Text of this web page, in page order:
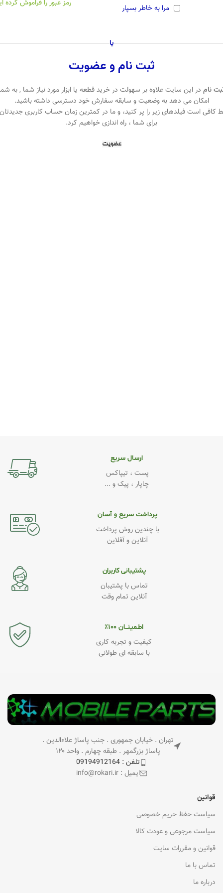
رمز عبور را فراموش کرده مرا به خاطر بسپار
یا
ثبت نام و عضویت
نام در این سایت علاوه بر سهولت در خرید قطعه یا ابزار مورد نیاز شما , به
امکان می دهد به وضعیت و سابقه سفارش خود دسترسی داشته باشید.
کافی است فیلدهای زیر را پر کنید، و ما در کمترین زمان حساب کاربری جدیدتان
برای شما ، راه اندازی خواهیم کرد.
عضویت
ارسال سریع
پست ، تیپاکس
چاپار ، پیک و ...
پرداخت سریع و آسان
با چندین روش پرداخت
آنلاین و آفلاین
پشتیبانی کاربران
تماس با پشتیبان
آنلاین تمام وقت
اطـمینــان ۱۰۰٪
کیفیت و تجربه کاری
با سابقه ای طولانی
تهران . خیابان جمهوری . جنب پاساژ علاءالدین .
پاساژ بزرگمهر . طبقه چهارم . واحد ۱۲۰
تلفن : 09194912164
ایمیل : info@rokari.ir
قوانین
سیاست حفظ حریم خصوصی
سیاست مرجوعی و عودت کالا
قوانین و مقررات سایت
تماس با ما
درباره ما